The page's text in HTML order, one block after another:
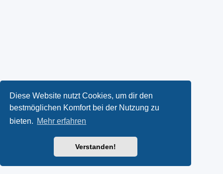
Diese Website nutzt Cookies, um dir den
bestmöglichen Komfort bei der Nutzung zu
bieten. Mehr erfahren
Verstanden!